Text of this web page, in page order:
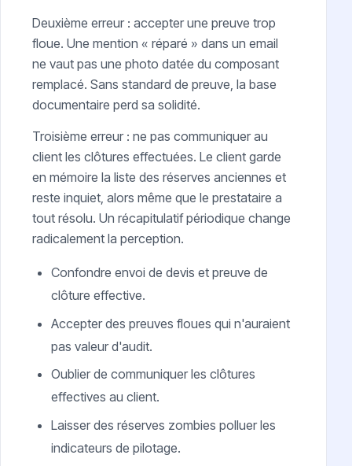
Deuxième erreur : accepter une preuve trop
floue. Une mention « réparé » dans un email
ne vaut pas une photo datée du composant
remplacé. Sans standard de preuve, la base
documentaire perd sa solidité.
Troisième erreur : ne pas communiquer au
client les clôtures effectuées. Le client garde
en mémoire la liste des réserves anciennes et
reste inquiet, alors même que le prestataire a
tout résolu. Un récapitulatif périodique change
radicalement la perception.
Confondre envoi de devis et preuve de
clôture effective.
Accepter des preuves floues qui n'auraient
pas valeur d'audit.
Oublier de communiquer les clôtures
effectives au client.
Laisser des réserves zombies polluer les
indicateurs de pilotage.